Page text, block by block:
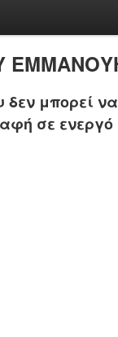
μπορεί
σε ενεργό